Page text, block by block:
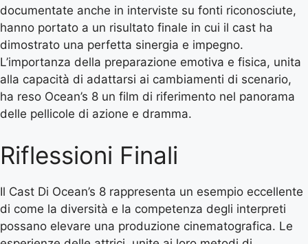
documentate anche in interviste su fonti riconosciute,
hanno portato a un risultato finale in cui il cast ha
dimostrato una perfetta sinergia e impegno.
L’importanza della preparazione emotiva e fisica, unita
alla capacità di adattarsi ai cambiamenti di scenario,
ha reso Ocean’s 8 un film di riferimento nel panorama
delle pellicole di azione e dramma.
Riflessioni Finali
Il Cast Di Ocean’s 8 rappresenta un esempio eccellente
di come la diversità e la competenza degli interpreti
possano elevare una produzione cinematografica. Le